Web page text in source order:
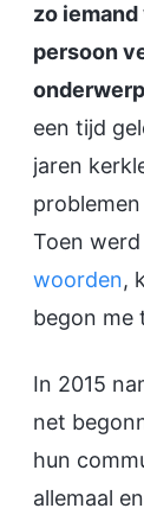
zo
persoon
een tijd
jaren
Toen
woorden,
begon me
In 2015
net
hun
allemaal